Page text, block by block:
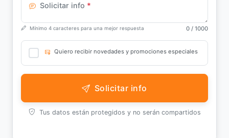
Solicitar info *
Mínimo 4 caracteres para una mejor respuesta 0 / 1000
Quiero recibir novedades y promociones especiales
Solicitar info
Tus datos están protegidos y no serán compartidos